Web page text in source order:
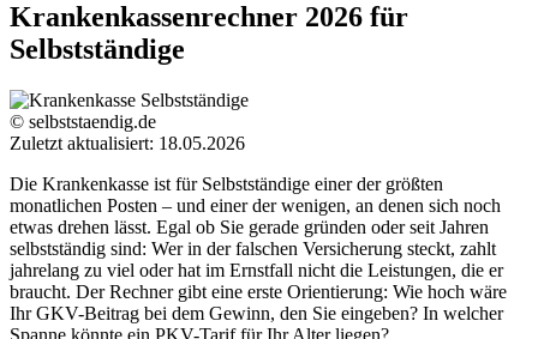
Krankenkassenrechner 2026 für
Selbstständige
© selbststaendig.de
Zuletzt aktualisiert: 18.05.2026
Die Krankenkasse ist für Selbstständige einer der größten
monatlichen Posten – und einer der wenigen, an denen sich noch
etwas drehen lässt. Egal ob Sie gerade gründen oder seit Jahren
selbstständig sind: Wer in der falschen Versicherung steckt, zahlt
jahrelang zu viel oder hat im Ernstfall nicht die Leistungen, die er
braucht. Der Rechner gibt eine erste Orientierung: Wie hoch wäre
Ihr GKV-Beitrag bei dem Gewinn, den Sie eingeben? In welcher
Spanne könnte ein PKV-Tarif für Ihr Alter liegen?